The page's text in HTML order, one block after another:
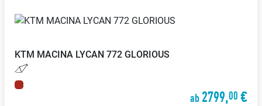
KTM MACINA LYCAN 772 GLORIOUS
ab 2799,00 €